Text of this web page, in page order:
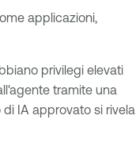
applicazioni,
privilegi elevati
tramite una
IA approvato si rivela